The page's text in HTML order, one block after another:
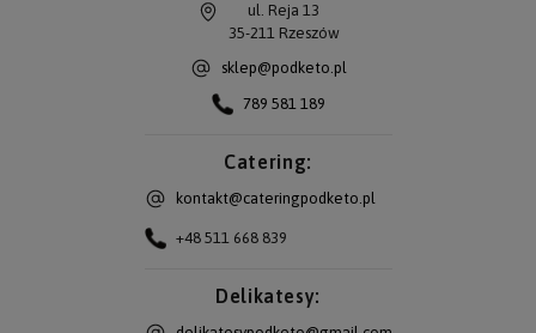
ul. Reja 13
35-211Rzeszów
sklep@podketo.pl
789 581 189
Catering:
kontakt@cateringpodketo.pl
+48 511 668 839
Delikatesy: